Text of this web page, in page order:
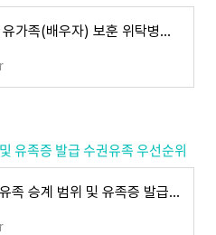
국가유공자, 유가족(배우자) 보훈 위탁병원 진료비 할인 감면 혜택
유족증 발급 수권유족 우선순위
국가유공자 유족 승계 범위 및 유족증 발급 수권유족 우선순위